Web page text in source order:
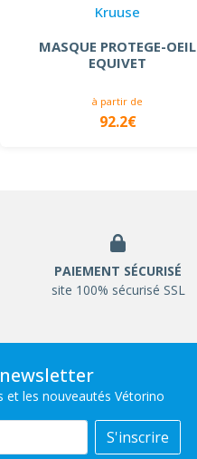
Kruuse
MASQUE PROTEGE-OEIL
EQUIVET
à partir de
92.2€
PAIEMENT SÉCURISÉ
site 100% sécurisé SSL
et les nouveautés Vétorino
S'inscrire